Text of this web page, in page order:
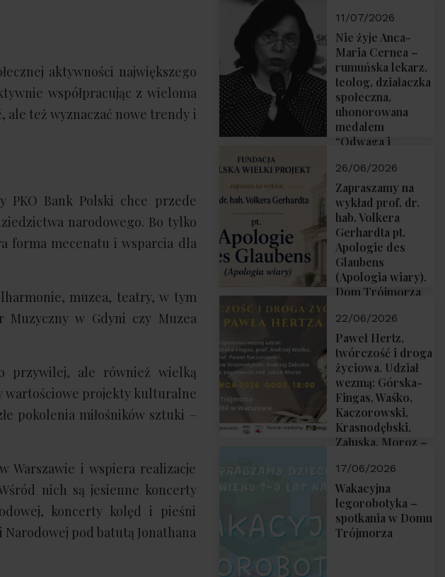
aktywności największego
współpracując z wieloma
ale też wyznaczać nowe trendy i
PKO Bank Polski chce przede
narodowego. Bo tylko
forma mecenatu i wsparcia dla
muzea, teatry, w tym
Muzyczny w Gdyni czy Muzea
przywilej, ale również wielką
wartościowe projekty kulturalne
pokolenia miłośników sztuki –
Warszawie i wspiera realizacje
nich są jesienne koncerty
koncerty kolęd i pieśni
pod batutą Jonathana
11/07/2026
Nie żyje Anca-
Maria Cernea –
rumuńska lekarz,
teolog, działaczka
społeczna,
uhonorowana
medalem
“Odwaga i
przez Fundację
Polska Wielki
Projekt
26/06/2026
Zapraszamy na
wykład prof. dr.
hab. Volkera
Gerhardta pt.
Apologie des
Glaubens
(Apologia wiary).
Dom Trójmorza
godz. 18:00.
22/06/2026
Paweł Hertz,
twórczość i droga
życiowa. Udział
wezmą: Górska-
Fingas, Waśko,
Kaczorowski,
Krasnodębski,
Załuska, Moroz –
r. godz. 18:00 w
Domu Trójmorza.
Zapraszamy!
17/06/2026
Wakacyjna
legorobotyka –
spotkania w Domu
Trójmorza